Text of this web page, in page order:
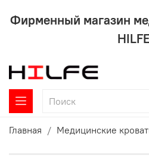
Фирменный магазин
HILFE
Главная Медицинские